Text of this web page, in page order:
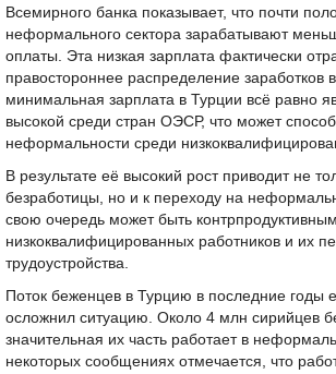
Всемирного банка показывает, что почти
неформального сектора зарабатывают
оплаты. Эта низкая зарплата фактически
правостороннее распределение заработков
минимальная зарплата в Турции всё равно
высокой среди стран ОЭСР, что может
неформальности среди
В результате её высокий рост приводит не
безработицы, но и к переходу на
свою очередь может быть
низкоквалифицированных работников и их
трудоустройства.
Поток беженцев в Турцию в последние годы
осложнил ситуацию. Около 4 млн сирийцев
значительная их часть работает в
некоторых сообщениях отмечается, что